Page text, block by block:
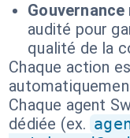
Gouvernance
audité pour
qualité de la
Chaque action
Chaque agent
dédiée (ex.